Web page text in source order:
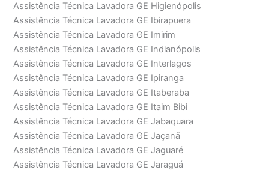
Assistência Técnica Lavadora GE Higienópolis
Assistência Técnica Lavadora GE Ibirapuera
Assistência Técnica Lavadora GE Imirim
Assistência Técnica Lavadora GE Indianópolis
Assistência Técnica Lavadora GE Interlagos
Assistência Técnica Lavadora GE Ipiranga
Assistência Técnica Lavadora GE Itaberaba
Assistência Técnica Lavadora GE Itaim Bibi
Assistência Técnica Lavadora GE Jabaquara
Assistência Técnica Lavadora GE Jaçanã
Assistência Técnica Lavadora GE Jaguaré
Assistência Técnica Lavadora GE Jaraguá